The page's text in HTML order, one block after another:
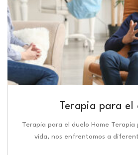
Terapia para el
Terapia para el duelo Home Terapia
vida, nos enfrentamos a